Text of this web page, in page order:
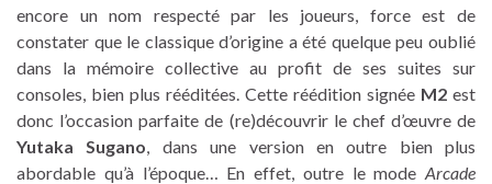
encore un nom respecté par les joueurs, force est de
constater que le classique d’origine a été quelque peu oublié
dans la mémoire collective au profit de ses suites sur
consoles, bien plus rééditées. Cette réédition signée M2 est
donc l’occasion parfaite de (re)découvrir le chef d’œuvre de
Yutaka Sugano, dans une version en outre bien plus
abordable qu’à l’époque… En effet, outre le mode Arcade